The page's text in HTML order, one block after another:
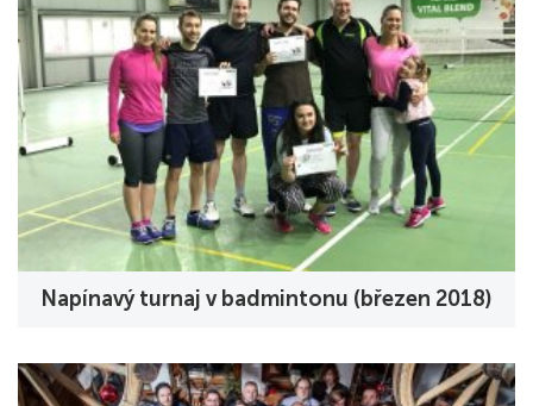
Napínavý turnaj v badmintonu (březen 2018)